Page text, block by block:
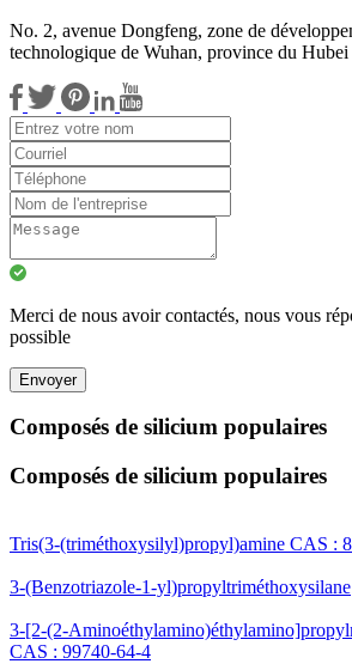
No. 2, avenue Dongfeng, zone de
technologique de Wuhan, province du Hubei
Merci de nous avoir contactés, nous vous
possible
Envoyer
Composés de silicium populaires
Composés de silicium populaires
Tris(3-(triméthoxysilyl)propyl)amine CAS :
3-(Benzotriazole-1-yl)propyltriméthoxysilane
3-[2-(2-
CAS : 99740-64-4